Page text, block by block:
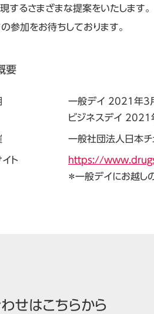
するさまざまな提案をいたします。
参加をお待ちしております。
要
一般デイ 2021年3月
ビジネスデイ 2021
一般社団法人日本チ
ト
https://
＊一般デイにお越し
せはこちらから